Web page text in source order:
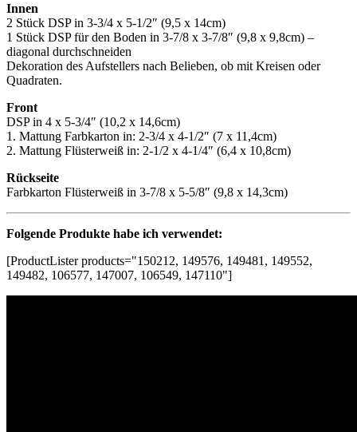
Innen
2 Stück DSP in 3-3/4 x 5-1/2″ (9,5 x 14cm)
1 Stück DSP für den Boden in 3-7/8 x 3-7/8″ (9,8 x 9,8cm) –
diagonal durchschneiden
Dekoration des Aufstellers nach Belieben, ob mit Kreisen oder
Quadraten.
Front
DSP in 4 x 5-3/4″ (10,2 x 14,6cm)
1. Mattung Farbkarton in: 2-3/4 x 4-1/2″ (7 x 11,4cm)
2. Mattung Flüsterweiß in: 2-1/2 x 4-1/4″ (6,4 x 10,8cm)
Rückseite
Farbkarton Flüsterweiß in 3-7/8 x 5-5/8″ (9,8 x 14,3cm)
Folgende Produkte habe ich verwendet:
[ProductLister products="150212, 149576, 149481, 149552,
149482, 106577, 147007, 106549, 147110"]